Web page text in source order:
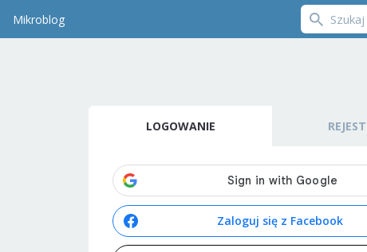
Mikroblog
LOGOWANIE
Zaloguj się z Facebook